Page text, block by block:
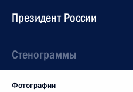
Президент России
Стенограммы
Фотографии